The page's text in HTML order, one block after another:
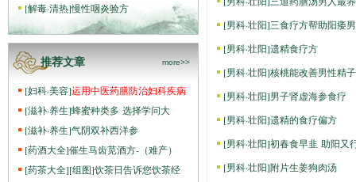
[解毒·清热]慢性咽炎验方
推荐文章 more>>
[妇科·美容]运用中医药膳防治妇科疾病
[滋补·养生]蜂蜜种类多 选择学问大
[滋补·养生]气阴双补西洋参
[药酒大全]催生马齿苋酒方-（难产）
[药茶大全][组图]饮茶日告诉您饮茶经
[男科·壮阳]三食疗方帮助阳痿
[男科·壮阳]遗精食疗方
[男科·壮阳]核桃能改善男性精
[男科·壮阳]男子肾虚海参食疗
[男科·壮阳]遗精的食疗偏方
[男科·壮阳]初春食早韭 助阳又
[男科·壮阳]附片生姜狗肉汤